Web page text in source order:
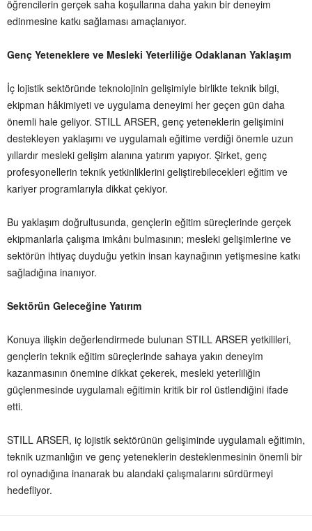
öğrencilerin gerçek saha koşullarına daha yakın bir deneyim
edinmesine katkı sağlaması amaçlanıyor.
Genç Yeteneklere ve Mesleki Yeterliliğe Odaklanan Yaklaşım
İç lojistik sektöründe teknolojinin gelişimiyle birlikte teknik bilgi,
ekipman hâkimiyeti ve uygulama deneyimi her geçen gün daha
önemli hale geliyor. STILL ARSER, genç yeteneklerin gelişimini
destekleyen yaklaşımı ve uygulamalı eğitime verdiği önemle uzun
yıllardır mesleki gelişim alanına yatırım yapıyor. Şirket, genç
profesyonellerin teknik yetkinliklerini geliştirebilecekleri eğitim ve
kariyer programlarıyla dikkat çekiyor.
Bu yaklaşım doğrultusunda, gençlerin eğitim süreçlerinde gerçek
ekipmanlarla çalışma imkânı bulmasının; mesleki gelişimlerine ve
sektörün ihtiyaç duyduğu yetkin insan kaynağının yetişmesine katkı
sağladığına inanıyor.
Sektörün Geleceğine Yatırım
Konuya ilişkin değerlendirmede bulunan STILL ARSER yetkilileri,
gençlerin teknik eğitim süreçlerinde sahaya yakın deneyim
kazanmasının önemine dikkat çekerek, mesleki yeterliliğin
güçlenmesinde uygulamalı eğitimin kritik bir rol üstlendiğini ifade
etti.
STILL ARSER, iç lojistik sektörünün gelişiminde uygulamalı eğitimin,
teknik uzmanlığın ve genç yeteneklerin desteklenmesinin önemli bir
rol oynadığına inanarak bu alandaki çalışmalarını sürdürmeyi
hedefliyor.